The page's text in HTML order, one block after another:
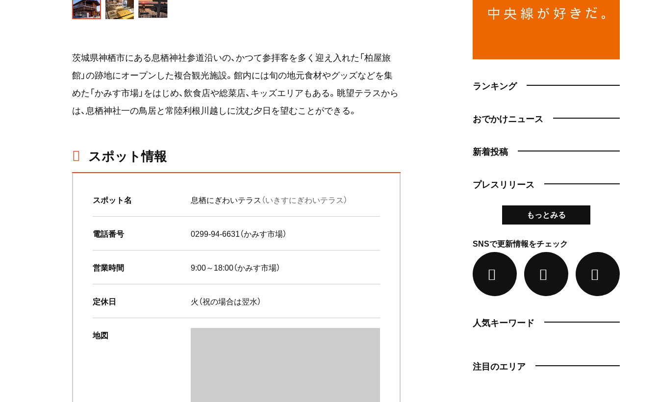
茨城県神栖市にある息栖神社参道沿いの、かつて参拝客を多く迎え入れた「柏屋旅
館」の跡地にオープンした複合観光施設。館内には旬の地元食材やグッズなどを集
めた「かみす市場」をはじめ、飲食店や総菜店、キッズエリアもある。眺望テラスから
は、息栖神社一の鳥居と常陸利根川越しに沈む夕日を望むことができる。
スポット情報
スポット名 息栖にぎわいテラス （いきすにぎわいテラス）
電話番号 0299-94-6631（かみす市場）
営業時間 9:00～18:00（かみす市場）
定休日 火（祝の場合は翌水）
地図
ランキング
おでかけニュース
新着投稿
プレスリリース
もっとみる
SNSで更新情報をチェック
人気キーワード
注目のエリア